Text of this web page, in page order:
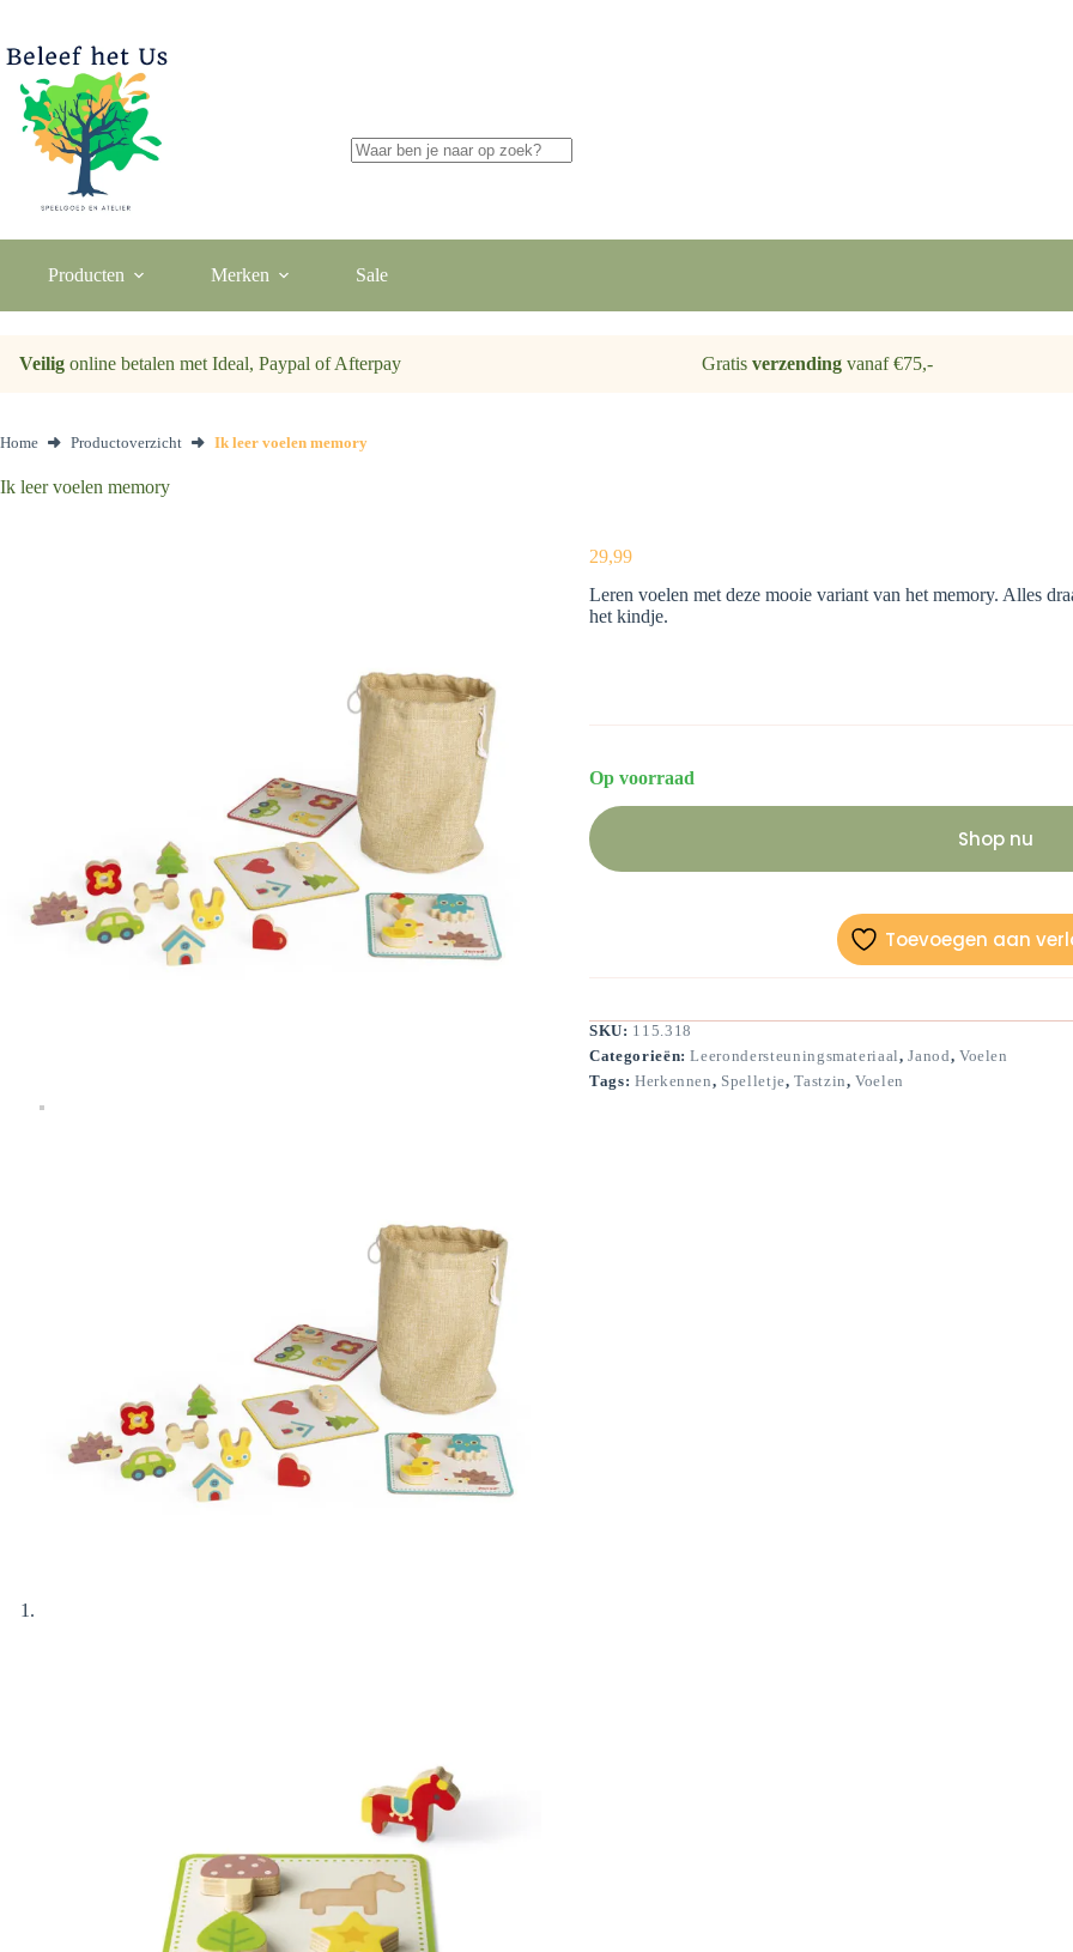
de
inhoud
Producten Merken Sale
Veilig online betalen met Ideal, Paypal of Afterpay Gratis verzendingvanaf €75,-
Home Productoverzicht Ik leer voelen memory
Ik leer voelen memory
29,99
Leren voelen met deze mooie variant van het memory. Alles
het kindje.
Op voorraad
Shop nu
Toevoegen aan
SKU: 115.318
Categorieën:Leerondersteuningsmateriaal,Janod, Voelen
Tags: Herkennen, Spelletje,Tastzin,Voelen